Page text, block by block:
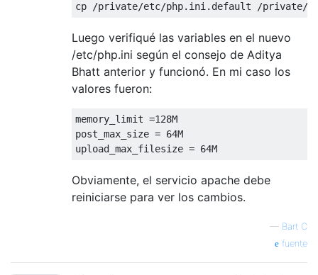
cp /private/etc/php. ini . default /private/
Luego verifiqué las variables en el nuevo
/etc/php.ini según el consejo de Aditya
Bhatt anterior y funcionó. En mi caso los
valores fueron:
memory_limit =128M
post_max_size = 64M
upload_max_filesize = 64M
Obviamente, el servicio apache debe
reiniciarse para ver los cambios.
— Bart C
fuente